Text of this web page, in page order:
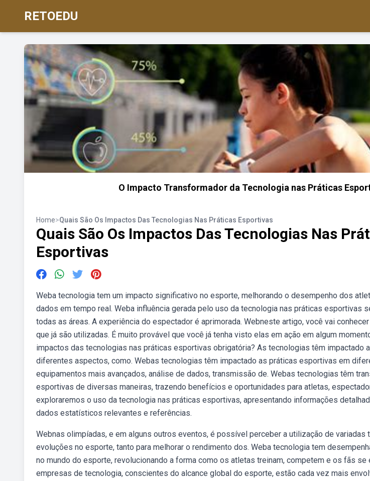
RETOEDU
O Impacto Transformador da Tecnologia nas Práticas
Home>Quais São Os Impactos Das Tecnologias Nas Práticas Esportivas
Quais São Os Impactos Das Tecnologias Nas
Esportivas
Weba tecnologia tem um impacto significativo no esporte, melhorando o desempenho dos
dados em tempo real. Weba influência gerada pelo uso da tecnologia nas práticas esportivas
todas as áreas. A experiência do espectador é aprimorada. Webneste artigo, você vai
que já são utilizadas. É muito provável que você já tenha visto elas em ação em algum
impactos das tecnologias nas práticas esportivas obrigatória? As tecnologias têm impactado
diferentes aspectos, como. Webas tecnologias têm impactado as práticas esportivas em
equipamentos mais avançados, análise de dados, transmissão de. Webas tecnologias têm
esportivas de diversas maneiras, trazendo benefícios e oportunidades para atletas,
exploraremos o uso da tecnologia nas práticas esportivas, apresentando informações
dados estatísticos relevantes e referências.
Webnas olimpíadas, e em alguns outros eventos, é possível perceber a utilização de variadas
evoluções no esporte, tanto para melhorar o rendimento dos. Weba tecnologia tem
no mundo do esporte, revolucionando a forma como os atletas treinam, competem e os fãs se
empresas de tecnologia, conscientes do alcance global do esporte, estão cada vez mais